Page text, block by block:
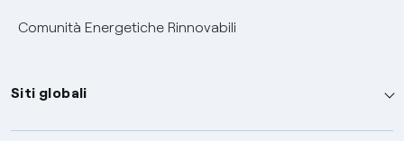
Comunità Energetiche Rinnovabili
Siti globali